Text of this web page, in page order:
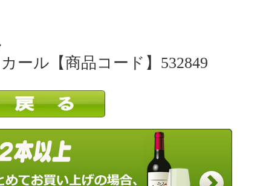
ール【商品コード】532849